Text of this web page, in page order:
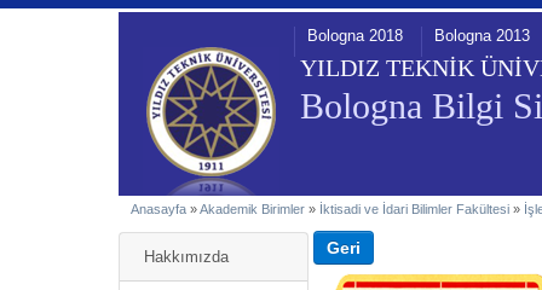
YILDIZ TEKNİK
Bologna Bilgi
Bologna 2018 Bologna 2013
Anasayfa »Akademik Birimler » İktisadi ve İdari Bilimler Fakültesi »
Hakkımızda